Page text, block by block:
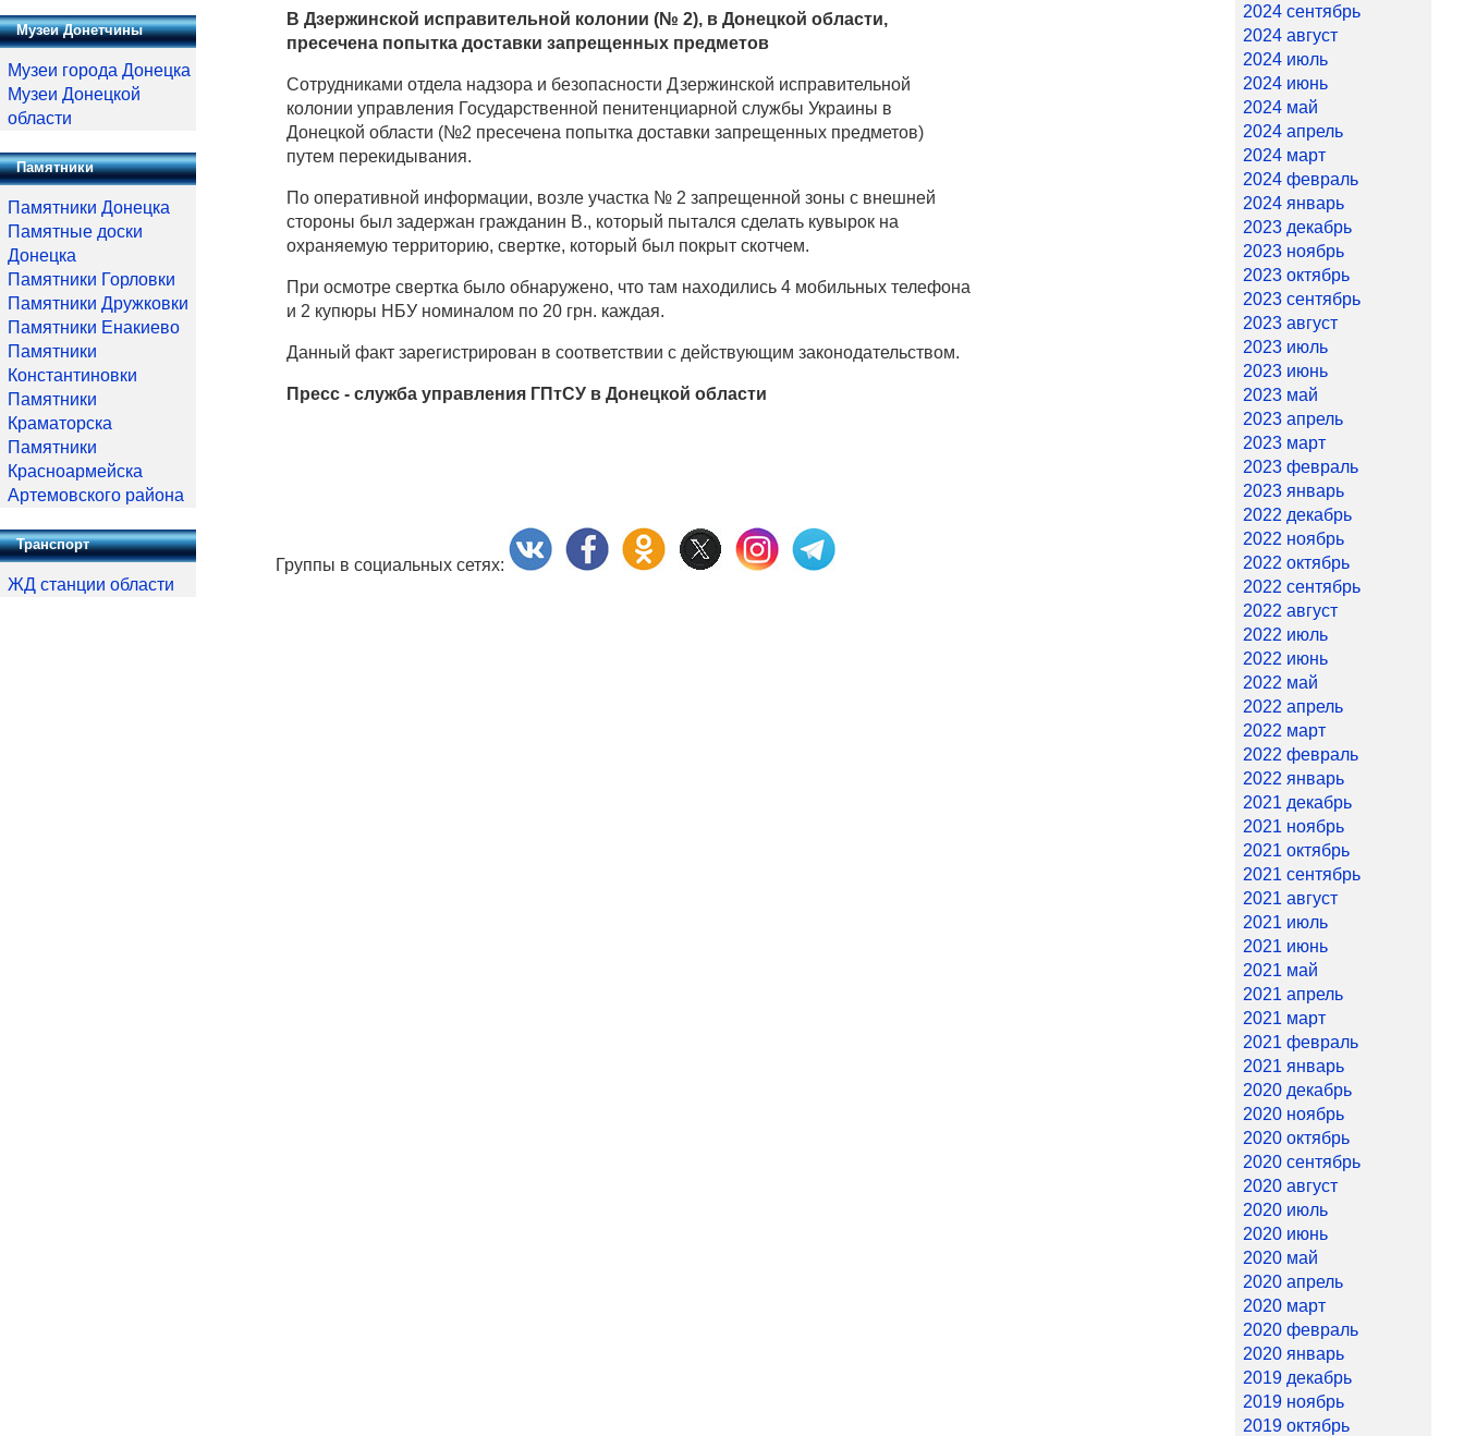
В Дзержинской исправительной колонии (№ 2), в Донецкой области,
пресечена попытка доставки запрещенных предметов
Сотрудниками отдела надзора и безопасности Дзержинской исправительной
колонии управления Государственной пенитенциарной службы Украины в
Донецкой области (№2 пресечена попытка доставки запрещенных предметов)
путем перекидывания.
По оперативной информации, возле участка № 2 запрещенной зоны с внешней
стороны был задержан гражданин В., который пытался сделать кувырок на
охраняемую территорию, свертке, который был покрыт скотчем.
При осмотре свертка было обнаружено, что там находились 4 мобильных телефона
и 2 купюры НБУ номиналом по 20 грн. каждая.
Данный факт зарегистрирован в соответствии с действующим законодательством.
Пресс - служба управления ГПтСУ в Донецкой области
Группы в социальных сетях:
Музеи Донетчины
Музеи города Донецка
Музеи Донецкой
области
Памятники
Памятники Донецка
Памятные доски
Донецка
Памятники Горловки
Памятники Дружковки
Памятники Енакиево
Памятники
Константиновки
Памятники
Краматорска
Памятники
Красноармейска
Артемовского района
Транспорт
ЖД станции области
2024 сентябрь
2024 август
2024 июль
2024 июнь
2024 май
2024 апрель
2024 март
2024 февраль
2024 январь
2023 декабрь
2023 ноябрь
2023 октябрь
2023 сентябрь
2023 август
2023 июль
2023 июнь
2023 май
2023 апрель
2023 март
2023 февраль
2023 январь
2022 декабрь
2022 ноябрь
2022 октябрь
2022 сентябрь
2022 август
2022 июль
2022 июнь
2022 май
2022 апрель
2022 март
2022 февраль
2022 январь
2021 декабрь
2021 ноябрь
2021 октябрь
2021 сентябрь
2021 август
2021 июль
2021 июнь
2021 май
2021 апрель
2021 март
2021 февраль
2021 январь
2020 декабрь
2020 ноябрь
2020 октябрь
2020 сентябрь
2020 август
2020 июль
2020 июнь
2020 май
2020 апрель
2020 март
2020 февраль
2020 январь
2019 декабрь
2019 ноябрь
2019 октябрь